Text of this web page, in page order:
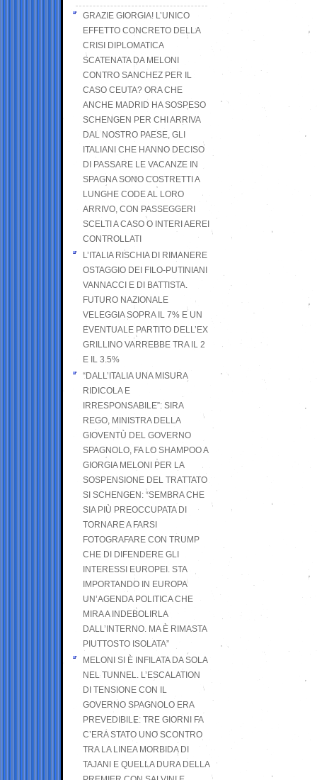
GRAZIE GIORGIA! L’UNICO
EFFETTO CONCRETO DELLA
CRISI DIPLOMATICA
SCATENATA DA MELONI
CONTRO SANCHEZ PER IL
CASO CEUTA? ORA CHE
ANCHE MADRID HA SOSPESO
SCHENGEN PER CHI ARRIVA
DAL NOSTRO PAESE, GLI
ITALIANI CHE HANNO DECISO
DI PASSARE LE VACANZE IN
SPAGNA SONO COSTRETTI A
LUNGHE CODE AL LORO
ARRIVO, CON PASSEGGERI
SCELTI A CASO O INTERI AEREI
CONTROLLATI
L’ITALIA RISCHIA DI RIMANERE
OSTAGGIO DEI FILO-PUTINIANI
VANNACCI E DI BATTISTA.
FUTURO NAZIONALE
VELEGGIA SOPRA IL 7% E UN
EVENTUALE PARTITO DELL’EX
GRILLINO VARREBBE TRA IL 2
E IL 3.5%
“DALL’ITALIA UNA MISURA
RIDICOLA E
IRRESPONSABILE”: SIRA
REGO, MINISTRA DELLA
GIOVENTÙ DEL GOVERNO
SPAGNOLO, FA LO SHAMPOO A
GIORGIA MELONI PER LA
SOSPENSIONE DEL TRATTATO
SI SCHENGEN: “SEMBRA CHE
SIA PIÙ PREOCCUPATA DI
TORNARE A FARSI
FOTOGRAFARE CON TRUMP
CHE DI DIFENDERE GLI
INTERESSI EUROPEI. STA
IMPORTANDO IN EUROPA
UN’AGENDA POLITICA CHE
MIRA A INDEBOLIRLA
DALL’INTERNO. MA È RIMASTA
PIUTTOSTO ISOLATA”
MELONI SI È INFILATA DA SOLA
NEL TUNNEL. L’ESCALATION
DI TENSIONE CON IL
GOVERNO SPAGNOLO ERA
PREVEDIBILE: TRE GIORNI FA
C’ERA STATO UNO SCONTRO
TRA LA LINEA MORBIDA DI
TAJANI E QUELLA DURA DELLA